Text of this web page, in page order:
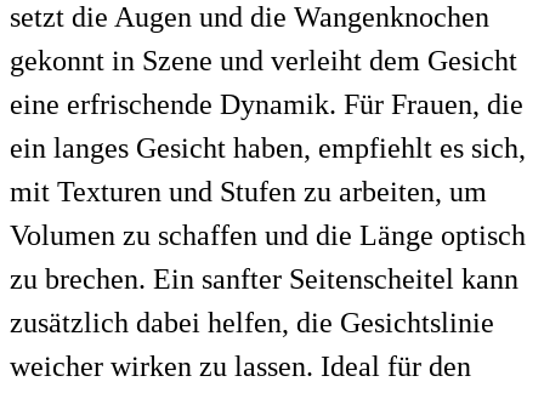
setzt die Augen und die Wangenknochen
gekonnt in Szene und verleiht dem Gesicht
eine erfrischende Dynamik. Für Frauen, die
ein langes Gesicht haben, empfiehlt es sich,
mit Texturen und Stufen zu arbeiten, um
Volumen zu schaffen und die Länge optisch
zu brechen. Ein sanfter Seitenscheitel kann
zusätzlich dabei helfen, die Gesichtslinie
weicher wirken zu lassen. Ideal für den